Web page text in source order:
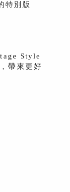
特別版
Style
帶來更好